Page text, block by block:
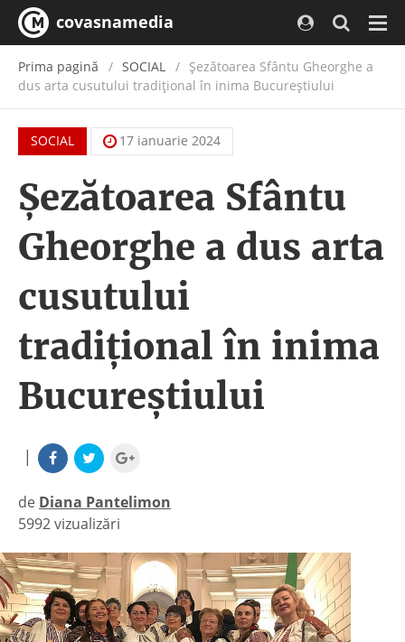
covasnamedia
Prima pagină SOCIAL
Șezătoarea Sfântu Gheorghe a
dus arta cusutului tradițional în inima Bucureștiului
SOCIAL 17 ianuarie 2024
Șezătoarea Sfântu
Gheorghe a dus arta
cusutului
tradițional în inima
Bucureștiului
|
de Diana Pantelimon
|
5992 vizualizări